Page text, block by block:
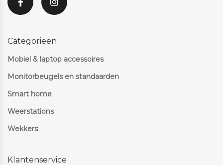
Categorieën
Mobiel & laptop accessoires
Monitorbeugels en standaarden
Smart home
Weerstations
Wekkers
Klantenservice